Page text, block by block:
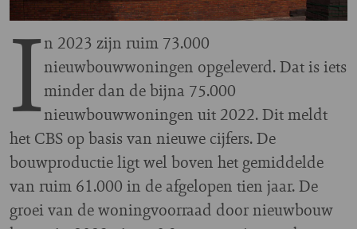
In 2023 zijn ruim 73.000
nieuwbouwwoningen opgeleverd. Dat is iets
minder dan de bijna 75.000
nieuwbouwwoningen uit 2022. Dit meldt
het CBS op basis van nieuwe cijfers. De
bouwproductie ligt wel boven het gemiddelde
van ruim 61.000 in de afgelopen tien jaar. De
groei van de woningvoorraad door nieuwbouw